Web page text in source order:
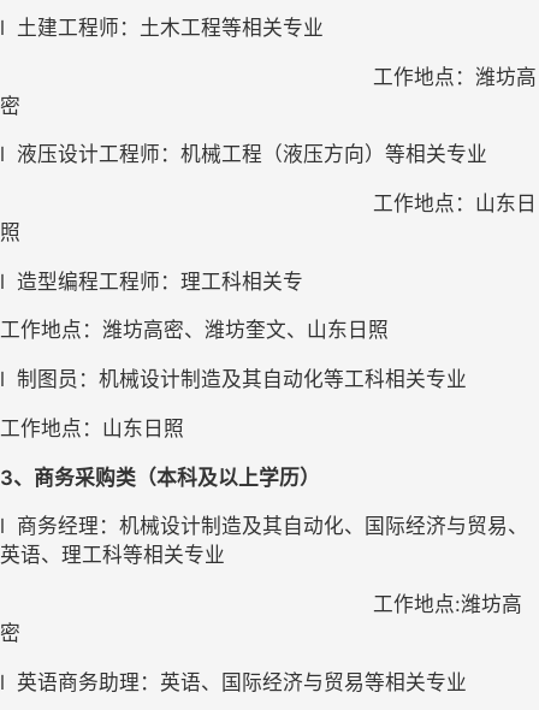
l 土建工程师：土木工程等相关专业
工作地点：潍坊高
密
l 液压设计工程师：机械工程（液压方向）等相关专业
工作地点：山东日
照
l 造型编程工程师：理工科相关专
工作地点：潍坊高密、潍坊奎文、山东日照
l 制图员：机械设计制造及其自动化等工科相关专业
工作地点：山东日照
3、商务采购类（本科及以上学历）
l 商务经理：机械设计制造及其自动化、国际经济与贸易、
英语、理工科等相关专业
工作地点:潍坊高
密
l 英语商务助理：英语、国际经济与贸易等相关专业